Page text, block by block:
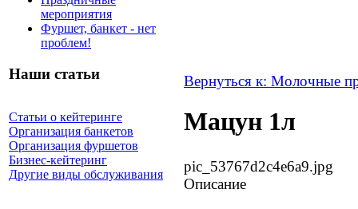
мероприятия
Фуршет, банкет - нет
проблем!
Наши статьи
Статьи о кейтеринге
Организация банкетов
Организация фуршетов
Бизнес-кейтеринг
Другие виды обслуживания
Вернуться к: Молочные
Мацун 1л
pic_53767d2c4e6a9.jpg
Описание